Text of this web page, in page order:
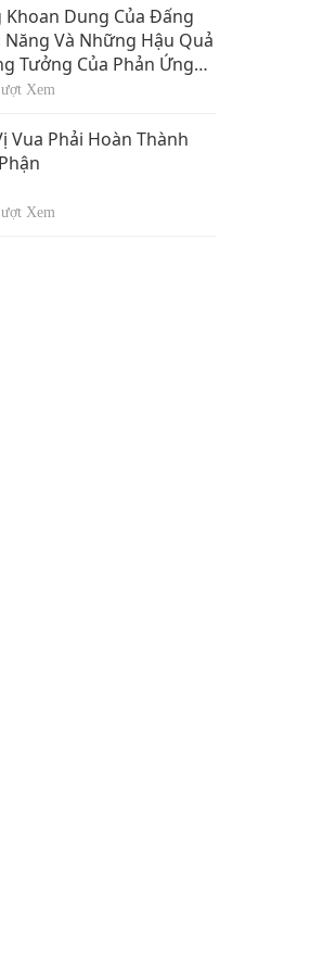
Xin Tha Thứ/Hòa Bình
Khỏe Của Ông, Phần
Khoan Dung Của Đấng
Năng Và Những Hậu Quả
Tưởng Của Phản Ứng
Hợp Hạt Nhân, Phần 1/2
Xem
Vua Phải Hoàn Thành
Xem